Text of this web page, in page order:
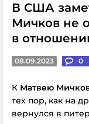
В США
Мичков не
в
08.09.2023 0
К Матвею
тех пор, как на
вернулся в